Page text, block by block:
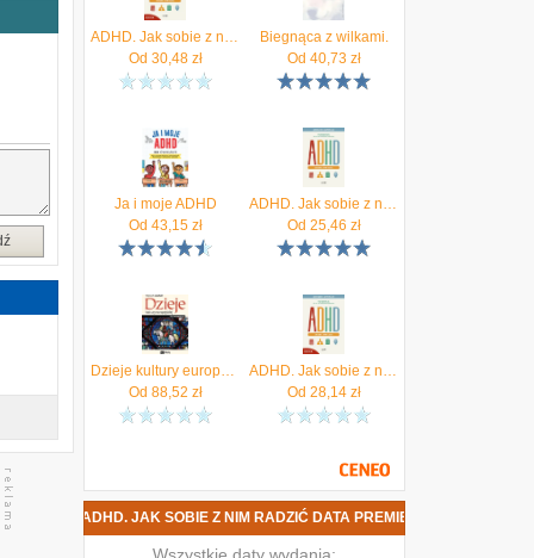
ADHD. Jak sobie z nim radzić. Workbook do pracy nad codziennymi trudnościami
Od 30,48zł
Biegnąca z wilkami.
Od 40,73 zł
Ja i moje ADHD
Od 43,15zł
ADHD. Jak sobie z nim radzić
Od 25,46 zł
Dzieje kultury europejskiej. Średniowiecze
Od 88,52 zł
ADHD. Jak sobie z nim radzić
Od 28,14zł
- ADHD. JAK SOBIE Z NIM RADZIĆ DATA PREMIERY